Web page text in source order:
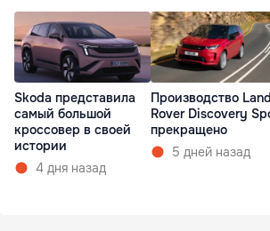
Skoda представила
самый большой
кроссовер в своей
истории
4 дня назад
Производство Land
Rover Discovery
прекращено
5 дней назад